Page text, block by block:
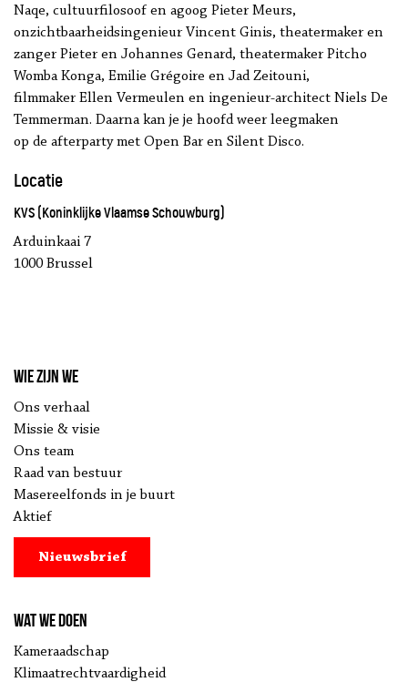
Naqe, cultuurfilosoof en agoog Pieter Meurs,
onzichtbaarheidsingenieur Vincent Ginis, theatermaker en
zanger Pieter en Johannes Genard, theatermaker Pitcho
Womba Konga, Emilie Grégoire en Jad Zeitouni,
filmmaker Ellen Vermeulen en ingenieur-architect Niels De
Temmerman. Daarna kan je je hoofd weer leegmaken
op de afterparty met Open Bar en Silent Disco.
Locatie
KVS (Koninklijke Vlaamse Schouwburg)
Arduinkaai 7
1000 Brussel
Wie zijn we
Ons verhaal
Missie & visie
Ons team
Raad van bestuur
Masereelfonds in je buurt
Aktief
Nieuwsbrief
Wat we doen
Kameraadschap
Klimaatrechtvaardigheid